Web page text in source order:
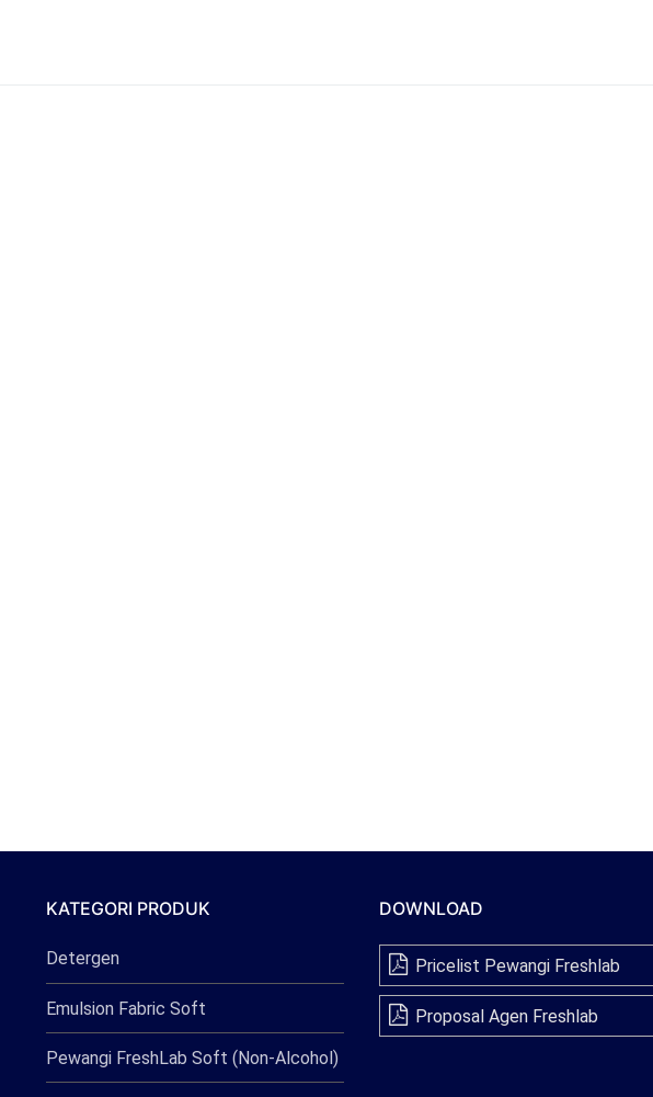
KATEGORI PRODUK
Detergen
Emulsion Fabric Soft
Pewangi FreshLab Soft (Non-Alcohol)
DOWNLOAD
Pricelist Pewangi Freshlab
Proposal Agen Freshlab